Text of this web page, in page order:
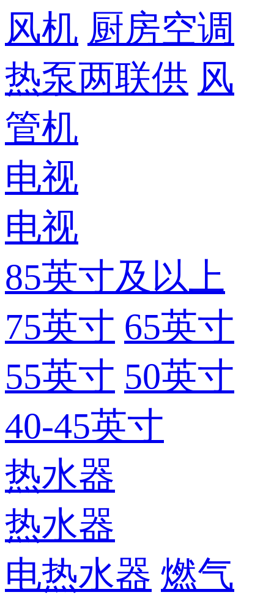
风机 厨房空调
热泵两联供 风
管机
电视
电视
85英寸及以上
75英寸 65英寸
55英寸 50英寸
40-45英寸
热水器
热水器
电热水器 燃气